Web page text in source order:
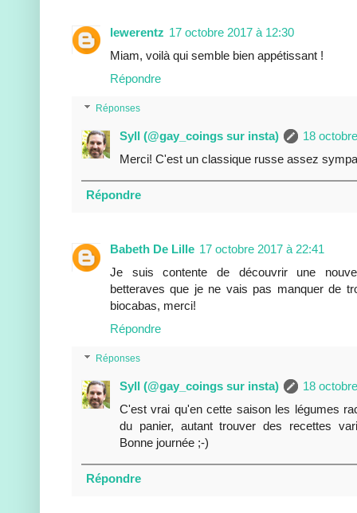
lewerentz 17 octobre 2017 à 12:30
Miam, voilà qui semble bien appétissant !
Répondre
Réponses
Syll (@gay_coings sur insta)
18
Merci! C'est un classique russe assez
Répondre
Babeth De Lille 17 octobre 2017 à 22:41
Je suis contente de découvrir une
betteraves que je ne vais pas manquer de
biocabas, merci!
Répondre
Réponses
Syll (@gay_coings sur insta)
18
C'est vrai qu'en cette saison les légumes
du panier, autant trouver des recettes
Bonne journée ;-)
Répondre